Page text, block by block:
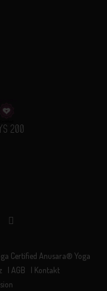
Certified Anusara® Yoga
| AGB
| Kontakt